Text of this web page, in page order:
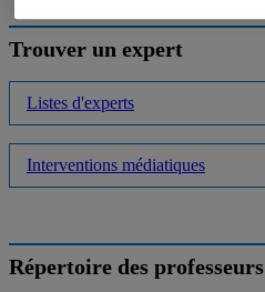
Trouver un expert
Listes d'experts
Interventions médiatiques
Répertoire des professeurs